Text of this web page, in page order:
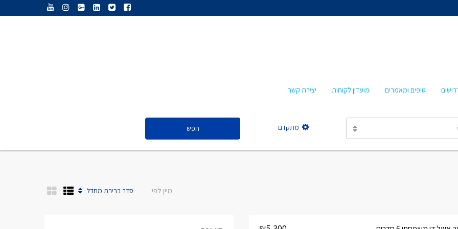
טיפים ומאמרים מועדון לקוחות יצירת קשר
מתקדם חפש
מיין לפי: סדר ברירת מחדל
טלי עזרא